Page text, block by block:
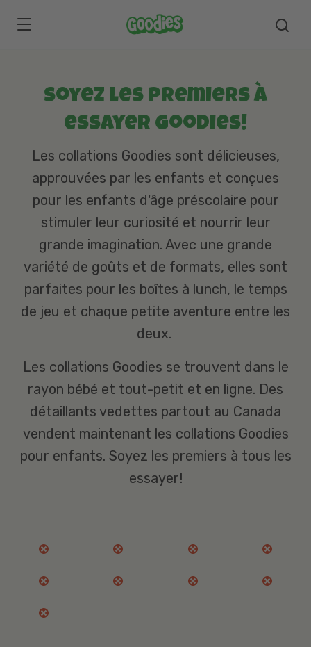
Soyez les premiers à
essayer Goodies!
Les collations Goodies sont délicieuses,
approuvées par les enfants et conçues
pour les enfants d'âge préscolaire pour
stimuler leur curiosité et nourrir leur
grande imagination. Avec une grande
variété de goûts et de formats, elles sont
parfaites pour les boîtes à lunch, le temps
de jeu et chaque petite aventure entre les
deux.
Les collations Goodies se trouvent dans le
rayon bébé et tout-petit et en ligne. Des
détaillants vedettes partout au Canada
vendent maintenant les collations Goodies
pour enfants. Soyez les premiers à tous les
essayer!